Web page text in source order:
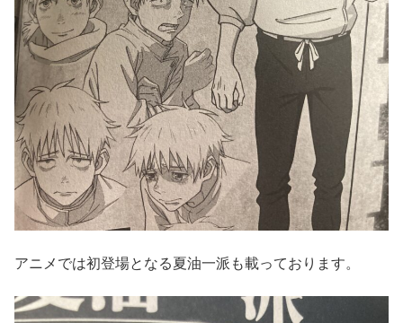
アニメでは初登場となる夏油一派も載っております。